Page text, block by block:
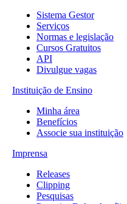
Sistema Gestor
Serviços
Normas e legislação
Cursos Gratuitos
API
Divulgue vagas
Instituição de Ensino
Minha área
Benefícios
Associe sua instituição
Imprensa
Releases
Clipping
Pesquisas